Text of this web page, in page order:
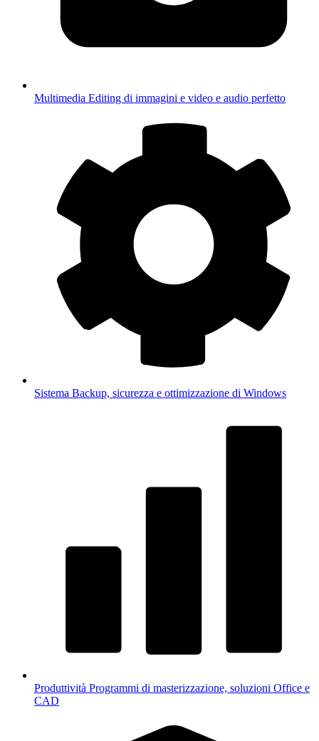
Multimedia Editing di immagini e video e audio perfetto
Sistema Backup, sicurezza e ottimizzazione di Windows
Produttività Programmi di masterizzazione, soluzioni Office e
CAD